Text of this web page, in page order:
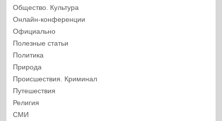
Общество. Культура
Онлайн-конференции
Официально
Полезные статьи
Политика
Природа
Происшествия. Криминал
Путешествия
Религия
СМИ